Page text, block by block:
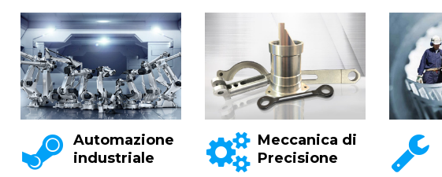
Automazione
industriale
Meccanica di
Precisione